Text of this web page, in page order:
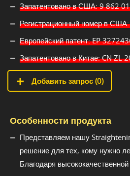
Запатентовано в США: 9 862
Регистрационный номер в
Европейский патент: EP
Запатентовано в Китае: CN ZL
Добавить запрос (0)
Особенности продукта
Представляем нашу
решение для тех, кому нужно
Благодаря